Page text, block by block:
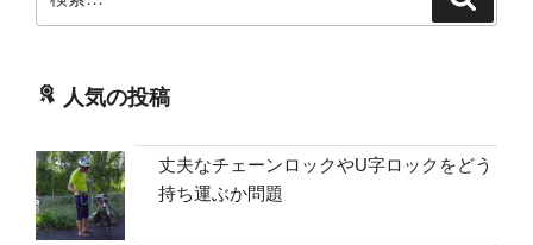
索:
人気の投稿
丈夫なチェーンロックやU字ロックをどう
持ち運ぶか問題